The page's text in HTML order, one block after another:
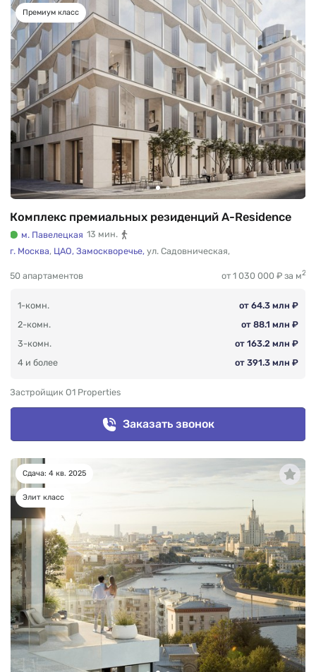
Комплекс премиальных резиденций A-Residence
м. Павелецкая 13 мин.
г. Москва, ЦАО, Замоскворечье, ул. Садовническая,
50 апартаментов от 1 030 000 ₽ за м2
1-комн.
от 64.3 млн ₽
2-комн.
от 88.1 млн ₽
3-комн.
от 163.2 млн ₽
4 и более
от 391.3 млн ₽
Застройщик O1 Properties
Заказать звонок
Премиум класс
Сдача: 4 кв. 2025
Элит класс